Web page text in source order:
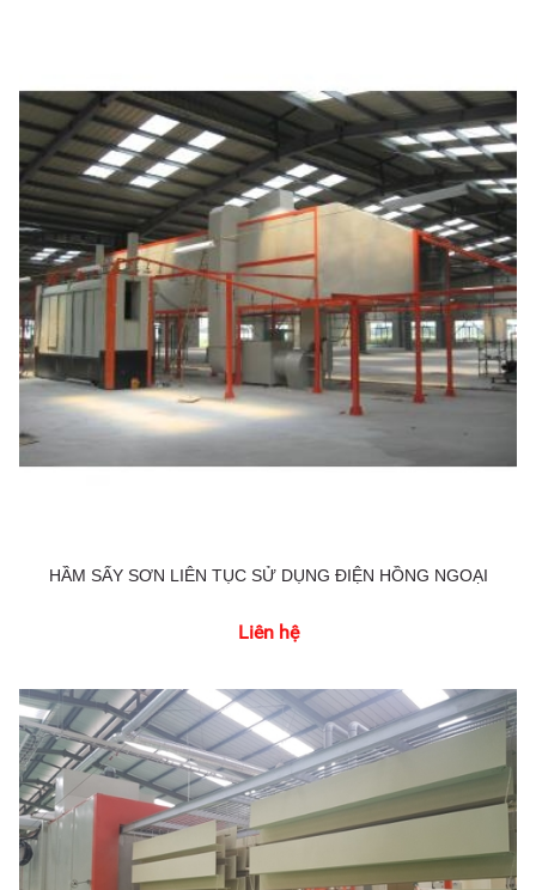
HẦM SẤY SƠN LIÊN TỤC SỬ DỤNG ĐIỆN HỒNG NGOẠI
Liên hệ